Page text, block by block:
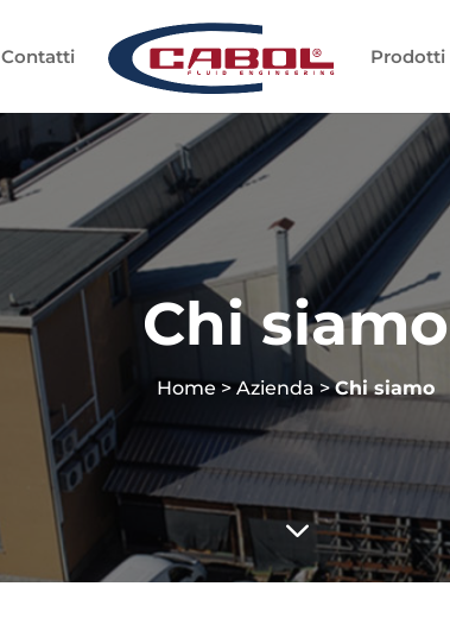
Contatti Prodotti
Chi siamo
Home >Azienda >Chi siamo
3